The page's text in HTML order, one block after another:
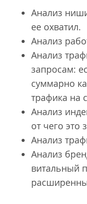
Анализ
ее охватил.
Анализ
Анализ
запросам:
суммарно
трафика на
Анализ
от чего это
Анализ
Анализ
витальный